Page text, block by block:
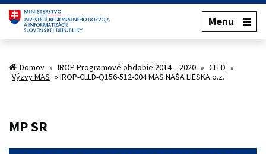
Menu
Domov » IROP Programové obdobie 2014 – 2020 » CLLD »
Výzvy MAS » IROP-CLLD-Q156-512-004 MAS NAŠA LIESKA o.z.
MP SR